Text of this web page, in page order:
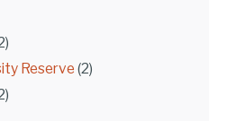
Reserve (2)